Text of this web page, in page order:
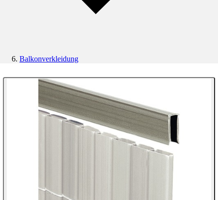
Balkonverkleidung